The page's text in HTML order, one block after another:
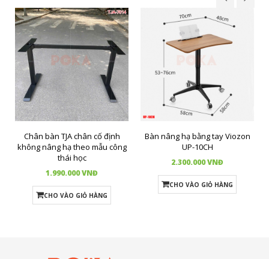
Chân bàn TJA chân cố định
không nâng hạ theo mẫu công
thái học
1.990.000 VNĐ
CHO VÀO GIỎ HÀNG
Bàn nâng hạ bằng tay Viozon
UP-10CH
2.300.000 VNĐ
CHO VÀO GIỎ HÀNG